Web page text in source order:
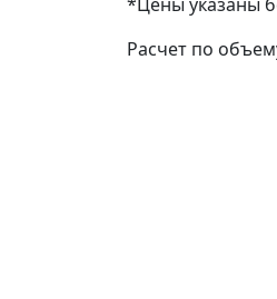
*Цены указаны
Расчет по